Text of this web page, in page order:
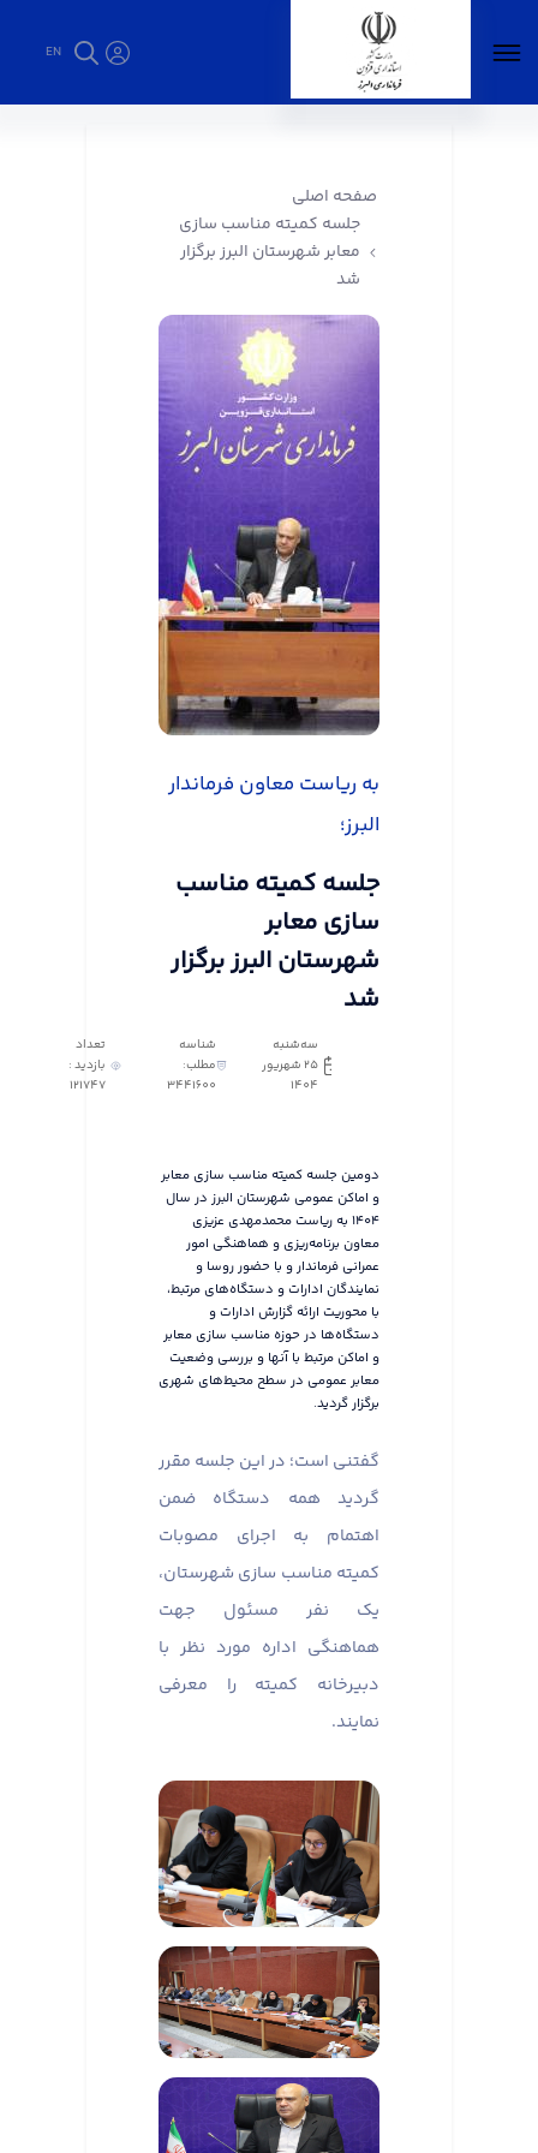
EN
صفحه اصلی
جلسه کمیته مناسب سازی
معابر شهرستان البرز برگزار
شد
به ریاست معاون فرماندار
البرز؛
جلسه کمیته مناسب
سازی معابر
شهرستان البرز برگزار
شد
سه‌شنبه
25 شهریور
1404
شناسه
مطلب:
3441600
تعداد
بازدید :
121747
دومین جلسه کمیته مناسب سازی معابر
و اماکن عمومی شهرستان البرز در سال
۱۴۰۴ به ریاست محمدمهدی عزیزی
معاون برنامه‌ریزی و هماهنگی امور
عمرانی فرماندار و با حضور روسا و
نمایندگان ادارات و دستگاه‌های مرتبط،
با محوریت ارائه گزارش ادارات و
دستگاه‌ها در حوزه مناسب سازی معابر
و اماکن مرتبط با آنها و بررسی وضعیت
معابر عمومی در سطح محیط‌های شهری
برگزار گردید.
گفتنی است؛ در این جلسه مقرر
گردید همه دستگاه ضمن
اهتمام به اجرای مصوبات
کمیته مناسب سازی شهرستان،
یک نفر مسئول جهت
هماهنگی اداره مورد نظر با
دبیرخانه کمیته را معرفی
نمایند.